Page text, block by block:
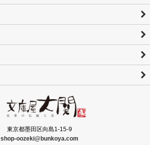
東京都墨田区向島1-15-9
shop-oozeki@bunkoya.com